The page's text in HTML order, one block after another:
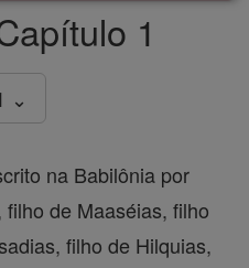
1
⌄
na Babilônia por
de Maaséias, filho
filho de Hilquias,